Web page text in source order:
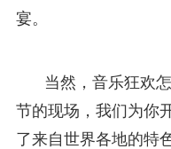
宴。
当然，音乐狂欢
节的现场，我们为你
了来自世界各地的特